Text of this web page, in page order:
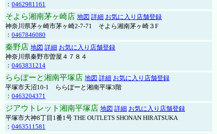
： 0462981161
そよら湘南茅ヶ崎店 地図 詳細 お気に入り店舗登録
神奈川県茅ヶ崎市茅ヶ崎2‐7‐71 そよら湘南茅ヶ崎３F
： 0467846080
秦野店 地図 詳細 お気に入り店舗登録
神奈川県秦野市曽屋４７８４
： 0463831214
ららぽーと湘南平塚店 地図 詳細 お気に入り店舗登録
平塚市天沼10-1 ららぽーと湘南平塚3階
： 0463204371
ジアウトレット湘南平塚店 地図 詳細 お気に入り店舗登録
平塚市大神8丁目1番1号 THE OUTLETS SHONAN HIRATSUKA
： 0463511581